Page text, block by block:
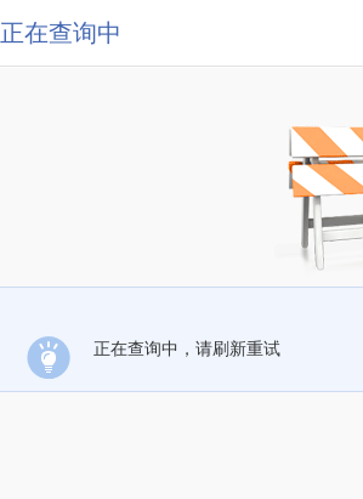
正在查询中
正在查询中，请刷新重试